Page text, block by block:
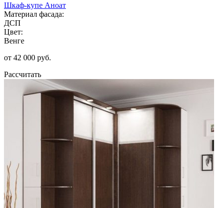
Шкаф-купе Аноат
Материал фасада:
ДСП
Цвет:
Венге
от 42 000 руб.
Рассчитать